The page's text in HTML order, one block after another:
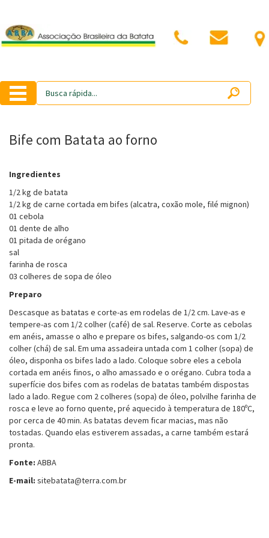
Bife com Batata ao forno
Ingredientes
1/2 kg de batata
1/2 kg de carne cortada em bifes (alcatra, coxão mole, filé mignon)
01 cebola
01 dente de alho
01 pitada de orégano
sal
farinha de rosca
03 colheres de sopa de óleo
Preparo
Descasque as batatas e corte-as em rodelas de 1/2 cm. Lave-as e
tempere-as com 1/2 colher (café) de sal. Reserve. Corte as cebolas
em anéis, amasse o alho e prepare os bifes, salgando-os com 1/2
colher (chá) de sal. Em uma assadeira untada com 1 colher (sopa) de
óleo, disponha os bifes lado a lado. Coloque sobre eles a cebola
cortada em anéis finos, o alho amassado e o orégano. Cubra toda a
superfície dos bifes com as rodelas de batatas também dispostas
lado a lado. Regue com 2 colheres (sopa) de óleo, polvilhe farinha de
rosca e leve ao forno quente, pré aquecido à temperatura de 180ºC,
por cerca de 40 min. As batatas devem ficar macias, mas não
tostadas. Quando elas estiverem assadas, a carne também estará
pronta.
Fonte: ABBA
E-mail: sitebatata@terra.com.br